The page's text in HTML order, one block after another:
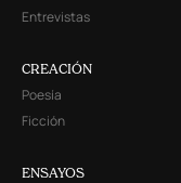
Entrevistas
CREACIÓN
Poesía
Ficción
ENSAYOS